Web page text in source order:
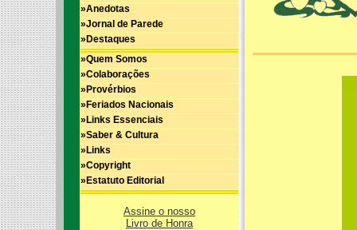
»Anedotas
»Jornal de Parede
»Destaques
»Quem Somos
»Colaborações
»Provérbios
»Feriados Nacionais
»Links Essenciais
»Saber & Cultura
»Links
»Copyright
»Estatuto Editorial
Assine o nosso
Livro de Honra